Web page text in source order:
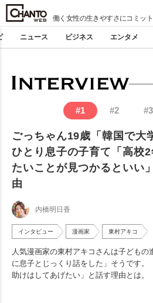
働く女性の生きやすさにコミット
ニュース ビジネス エンタメ
#1 #2 #3
ごっちゃん19歳「韓国で大
ひとり息子の子育て「高校
たいことが見つかるといい
由
内橋明日香
インタビュー 漫画家 東村アキコ
人気漫画家の東村アキコさんは子どもの
に息子とじっくり話をした」そうです。
助けはしてあげたい」と話す理由とは。